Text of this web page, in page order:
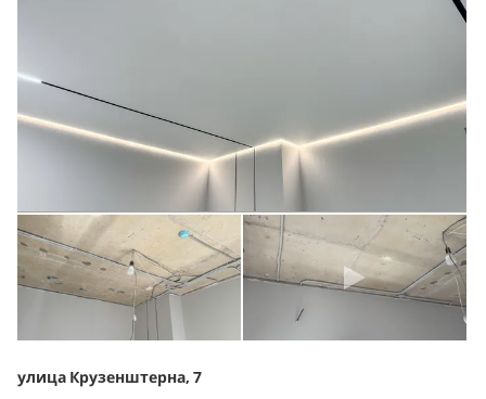
улица Крузенштерна, 7